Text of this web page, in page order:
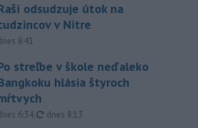
odsudzuje útok na
v Nitre
8:41
streľbe v škole neďaleko
hlásia štyroch
6:34, aktualizované
dnes 8:13